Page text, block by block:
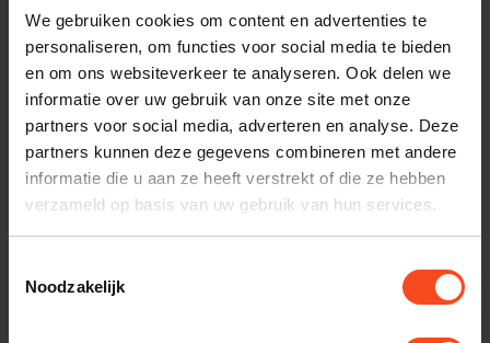
We gebruiken cookies om content en advertenties te
personaliseren, om functies voor social media te bieden
en om ons websiteverkeer te analyseren. Ook delen we
informatie over uw gebruik van onze site met onze
partners voor social media, adverteren en analyse. Deze
partners kunnen deze gegevens combineren met andere
informatie die u aan ze heeft verstrekt of die ze hebben
verzameld op basis van uw gebruik van hun services.
Noodzakelijk
klantenservice.
Interesse in product
Maak een luisterafspraak
Productomschrijving
Reviews